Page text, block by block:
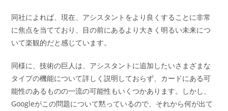
同社によれば、現在、アシスタントをより良くすることに非常
に焦点を当てており、目の前にあるより大きく明るい未来につ
いて楽観的だと感じています。
同様に、技術の巨人は、アシスタントに追加したいさまざまな
タイプの機能について詳しく説明しておらず、カードにある可
能性のあるものの一流の可能性もいくつかあります。しかし、
Googleがこの問題について黙っているので、それから何が出て